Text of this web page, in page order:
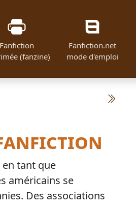
Fanfiction
(fanzine)
Fanfiction.net
mode d'emploi
fanfiction
en tant que
américains se
Des associations